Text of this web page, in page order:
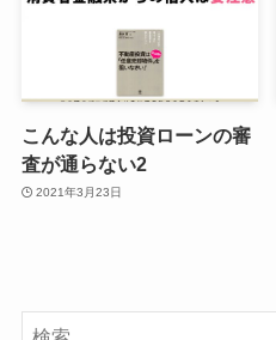
こんな人は投資ローンの審
査が通らない2
2021年3月23日